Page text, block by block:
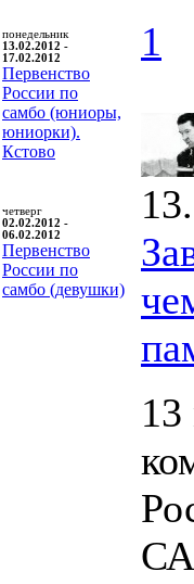
понедельник
13.02.2012 -
17.02.2012
Первенство
России по
самбо (юниоры,
юниорки).
Кстово
четверг
02.02.2012 -
06.02.2012
Первенство
России по
самбо (девушки)
1
13